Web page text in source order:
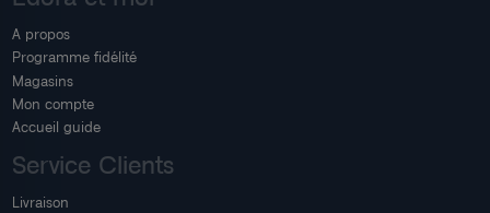
A propos
Programme fidélité
Magasins
Mon compte
Accueil guide
Service Clients
Livraison